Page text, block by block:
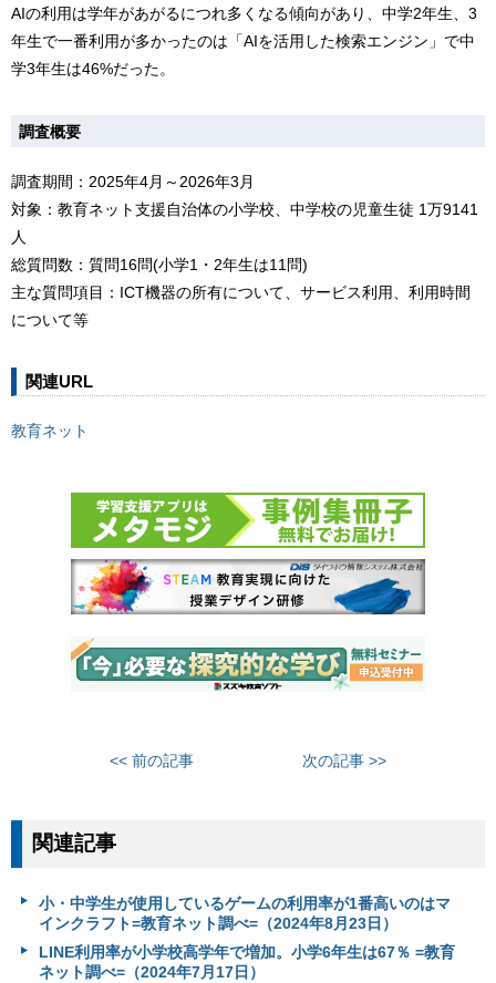
AIの利用は学年があがるにつれ多くなる傾向があり、中学2年生、3
年生で一番利用が多かったのは「AIを活用した検索エンジン」で中
学3年生は46%だった。
調査概要
調査期間：2025年4月～2026年3月
対象：教育ネット支援自治体の小学校、中学校の児童生徒 1万9141
人
総質問数：質問16問(小学1・2年生は11問)
主な質問項目：ICT機器の所有について、サービス利用、利用時間
について等
関連URL
教育ネット
<< 前の記事 次の記事 >>
関連記事
小・中学生が使用しているゲームの利用率が1番高いのはマ
インクラフト=教育ネット調べ=（2024年8月23日）
LINE利用率が小学校高学年で増加。小学6年生は67％ =教育
ネット調べ=（2024年7月17日）